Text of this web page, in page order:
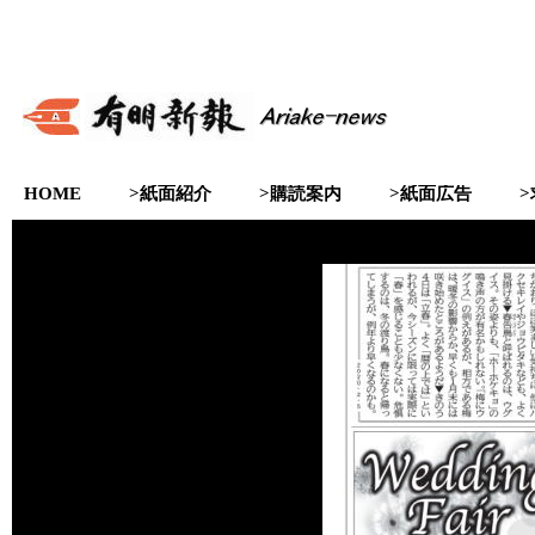
HOME >紙面紹介 >購読案内 >紙面広告 >